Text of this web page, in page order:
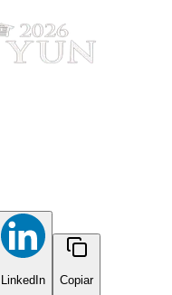
LinkedIn Copiar